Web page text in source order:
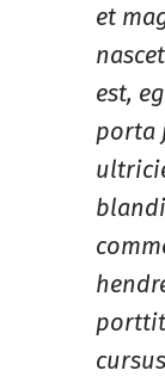
et
est,
porta